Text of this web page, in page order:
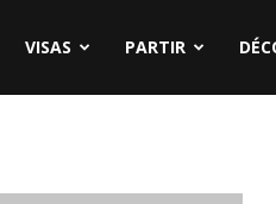
VISAS PARTIR